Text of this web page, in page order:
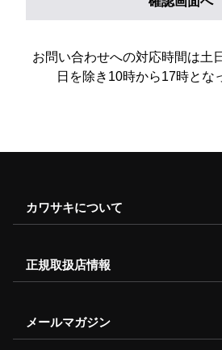
お問い合わせへの対応時間は土
日を除き10時から17時とな
カワサキについて
正規取扱店情報
メールマガジン